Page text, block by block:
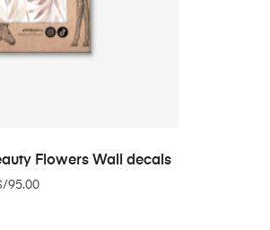
TO CARTFlowers Wall decals
95.00